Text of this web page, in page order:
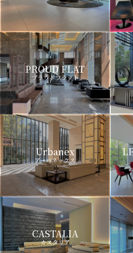
PROUD FLAT
プラウドフラット
Urbanex
アーバネックス
CASTALIA
カスタリア